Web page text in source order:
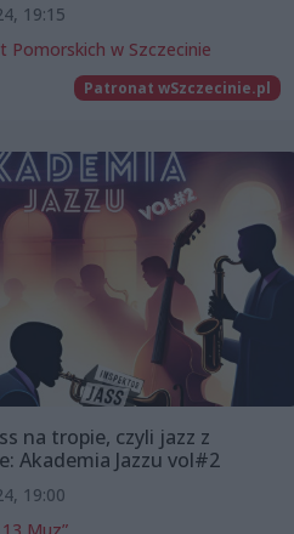
19:15
Pomorskich w Szczecinie
Patronat wSzczecinie.pl
na tropie, czyli jazz z
Akademia Jazzu vol#2
19:00